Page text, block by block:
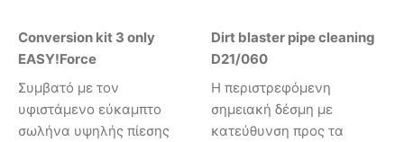
Conversion kit 3 only
EASY!Force
Συμβατό με τον
υφιστάμενο εύκαμπτο
σωλήνα υψηλής πίεσης
Dirt blaster pipe cleaning
D21/060
Η περιστρεφόμενη
σημειακή δέσμη με
κατεύθυνση προς τα